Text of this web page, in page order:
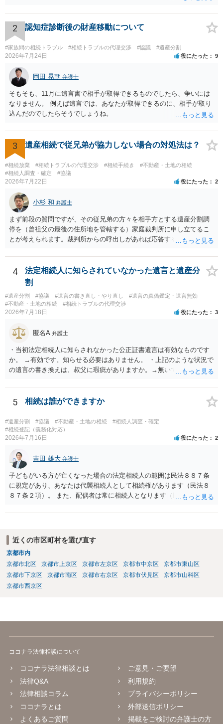
された書類のコピーを取得して、弁護士に面談で詳しい事情を話して
相談 されたら良いと思います。
2 認知症診断後の財産移動について
#家族間の相続トラブル #相続トラブルの代理交渉 #協議 #遺産分割
2026年7月24日 役にたった 9
岡田 晃朝 弁護士
そもそも、11月に遺言書で相手が取得できるものでしたら、争いには
なりません。 例えば遺言では、あなたが取得できるのに、相手が取り
込んだのでしたらそうでしょうね。
3 遺産相続で従兄弟が協力しない場合の対処法は？
#相続放棄 #相続トラブルの代理交渉 #相続手続き
#不動産・土地の相続
#相続人調査・確定
#協議
2026年7月22日 役にたった 2
小杉 和 弁護士
まず前段の質問ですが、その従兄弟の方々を相手方とする遺産分割調
停を（曾祖父の最後の住所地を管轄する）家庭裁判所に申し立てるこ
とが考えられます。裁判所からの呼出しがあれば応答する可能性がま
能と思われます。時間が思った以上にないので必要書類をてきぱきと
揃える必要があります。その点是非御注意ください。
4
法定相続人に知らされていなかった遺言と遺産分
割
#遺産分割 #協議 #遺言の書き直し・やり直し
#遺言の真偽鑑定・遺言無効
#不動産・土地の相続
#相続トラブルの代理交渉
2026年7月18日 役にたった 3
匿名A 弁護士
・当初法定相続人に知らされなかった公正証書遺言は有効なものです
か。 →有効です。知らせる必要はありません。 ・上記のような状況で
の遺言の書き換えは、叔父に瑕疵がありますか。→無いです。 ・分割
ますか。 →本人が自由に決められますので、どこが妥当とは言えない
です。客観的な基準もありません。 ・できれば穏やかに、分割を拒否
することはできますか。 →分割を拒否するということは、遺産はいら
ないということでしょうか。遺言で、受取を指定されててもいらない
と拒否することはできます。理由を説明する必要はありません。
5 相続は誰ができますか
#遺産分割 #協議 #不動産・土地の相続
#相続人調査・確定
#相続登記（義務化対応）
2026年7月16日 役にたった 2
吉田 雄大 弁護士
子どもがいる方が亡くなった場合の法定相続人の範囲は民法８８７条
に規定があり、あなたは代襲相続人として相続権があります（民法８
８７条２項）。 また、配偶者は常に相続人となります（民法８９０
も相続権があります。つまり、孫５人に加えて「おじ又はおば」にも
近くの市区町村を選び直す
京都市内
京都市北区
京都市上京区 京都市左京区 京都市中京区
京都市東山区
京都市下京区
京都市南区 京都市右京区 京都市伏見区
京都市山科区
京都市西京区
ココナラ法律相談について
ココナラ法律相談とは
法律Q&A
法律相談コラム
ココナラとは
よくあるご質問
ご意見・ご要望
利用規約
プライバシーポリシー
外部送信ポリシー
掲載をご検討の弁護士の方